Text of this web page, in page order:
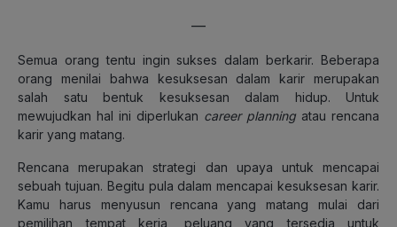
—
Semua orang tentu ingin sukses dalam berkarir. Beberapa
orang menilai bahwa kesuksesan dalam karir merupakan
salah satu bentuk kesuksesan dalam hidup. Untuk
mewujudkan hal ini diperlukan career planning atau rencana
karir yang matang.
Rencana merupakan strategi dan upaya untuk mencapai
sebuah tujuan. Begitu pula dalam mencapai kesuksesan karir.
Kamu harus menyusun rencana yang matang mulai dari
pemilihan tempat kerja, peluang yang tersedia untuk